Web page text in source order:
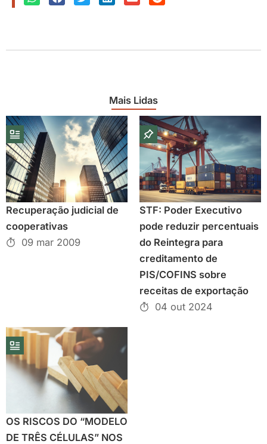
Mais Lidas
Recuperação judicial de
cooperativas
09 mar 2009
STF: Poder Executivo
pode reduzir percentuais
do Reintegra para
creditamento de
PIS/COFINS sobre
receitas de exportação
04 out 2024
OS RISCOS DO “MODELO
DE TRÊS CÉLULAS” NOS